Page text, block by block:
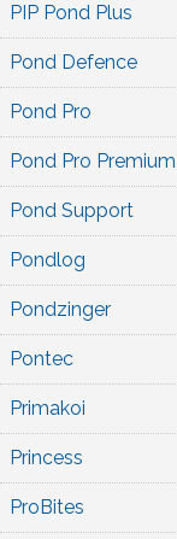
PIP Pond Plus
Pond Defence
Pond Pro
Pond Pro Premium
Pond Support
Pondlog
Pondzinger
Pontec
Primakoi
Princess
ProBites